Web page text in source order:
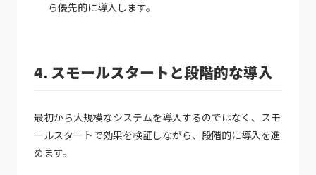
ら優先的に導入します。
4. スモールスタートと段階的な導入
最初から大規模なシステムを導入するのではなく、スモ
ールスタートで効果を検証しながら、段階的に導入を進
めます。